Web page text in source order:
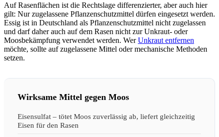
Auf Rasenflächen ist die Rechtslage differenzierter, aber auch hier
gilt: Nur zugelassene Pflanzenschutzmittel dürfen eingesetzt werden.
Essig ist in Deutschland als Pflanzenschutzmittel nicht zugelassen
und darf daher auch auf dem Rasen nicht zur Unkraut- oder
Moosbekämpfung verwendet werden. WerUnkraut entfernen
möchte, sollte auf zugelassene Mittel oder mechanische Methoden
setzen.
Wirksame Mittel gegen Moos
Eisensulfat – tötet Moos zuverlässig ab, liefert gleichzeitig
Eisen für den Rasen